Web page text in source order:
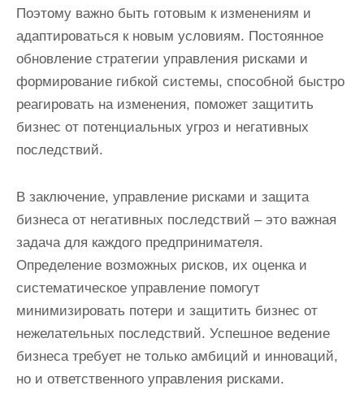
Поэтому важно быть готовым к изменениям и
адаптироваться к новым условиям. Постоянное
обновление стратегии управления рисками и
формирование гибкой системы, способной быстро
реагировать на изменения, поможет защитить
бизнес от потенциальных угроз и негативных
последствий.
В заключение, управление рисками и защита
бизнеса от негативных последствий – это важная
задача для каждого предпринимателя.
Определение возможных рисков, их оценка и
систематическое управление помогут
минимизировать потери и защитить бизнес от
нежелательных последствий. Успешное ведение
бизнеса требует не только амбиций и инноваций,
но и ответственного управления рисками.